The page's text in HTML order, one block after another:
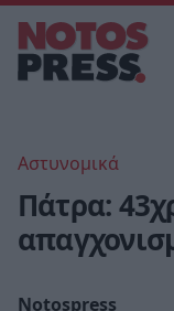
Αστυνομικά
Πάτρα:
Notospress